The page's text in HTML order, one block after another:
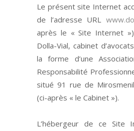
Le présent site Internet
de l’adresse URL
après le « Site Internet
Dolla-Vial, cabinet
la forme d’une
Responsabilité
situé 91 rue de
(ci-après « le Cabinet »).
L’hébergeur de ce Site